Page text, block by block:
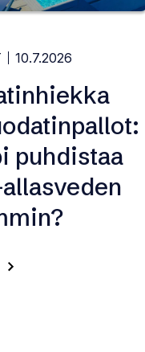
10.7.2026
puhdistaa